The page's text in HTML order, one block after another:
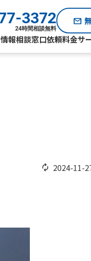
3372
24時間相談無料
mail
報相談窓口依頼料金サ
2024-11-